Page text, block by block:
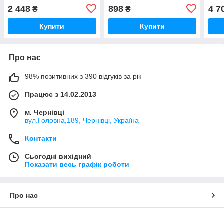
2 448 ₴
Купити
898₴
Купити
)
4
Про нас
98% позитивних з 390 відгуків за рік
Працює з 14.02.2013
м. Чернівці
вул.Головна,189, Чернівці, Україна
Контакти
Сьогодні вихідний
Показати весь графік роботи
Про нас